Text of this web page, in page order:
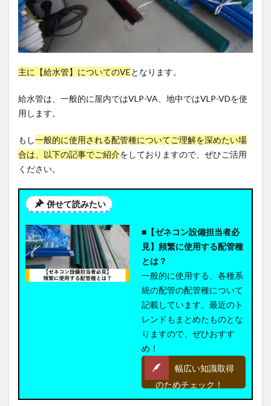
主に【給水管】についてのVEとなります。
給水管は、一般的に屋内ではVLP-VA、地中ではVLP-VDを使
用します。
もし一般的に使用される配管種についてご理解を深めたい場
合は、以下の記事でご紹介をしておりますので、ぜひご活用
ください。
併せて読みたい
■【ゼネコン設備担当者必
見】頻繁に使用する配管種
とは？
一般的に使用する、各種系
統の配管の配管種について
記載しています。最近のト
レンドもまとめたものとな
りますので、ぜひおすす
め！
幅広い知識取得
のためチェック！